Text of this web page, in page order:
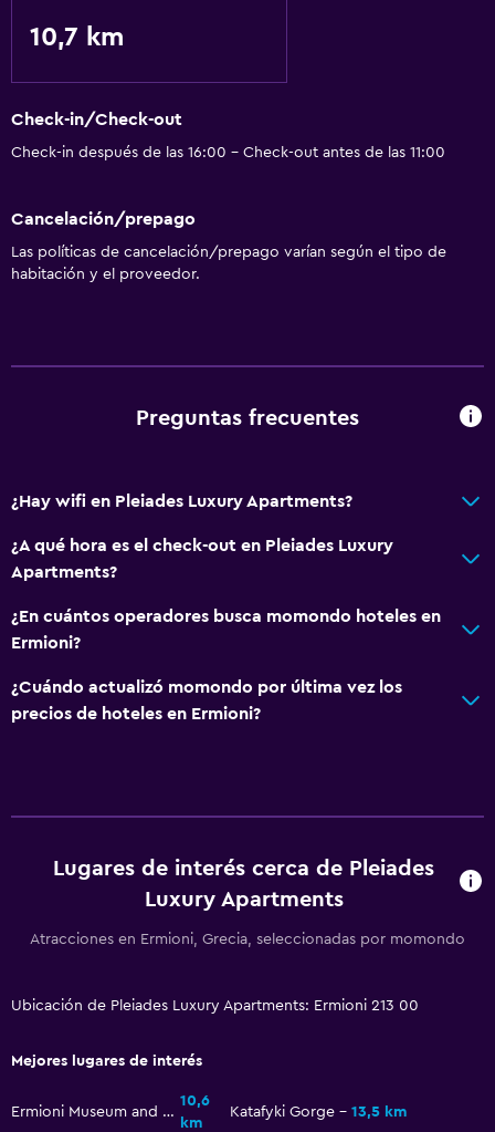
Lavandería
Lavandería
Ideal para familias
10,7 km
Check-in/Check-out
Check-in después de las 16:00 - Check-out antes de las 11:00
Cancelación/prepago
Las políticas de cancelación/prepago varían según el tipo de
habitación y el proveedor.
Preguntas frecuentes
¿Hay wifi en Pleiades Luxury Apartments?
¿A qué hora es el check-out en Pleiades Luxury
Apartments?
¿En cuántos operadores busca momondo hoteles en
Ermioni?
¿Cuándo actualizó momondo por última vez los
precios de hoteles en Ermioni?
Lugares de interés cerca de Pleiades
Luxury Apartments
Atracciones en Ermioni, Grecia, seleccionadas por momondo
Ubicación de Pleiades Luxury Apartments: Ermioni 213 00
Mejores lugares de interés
Ermioni Museum and Library
10,6
km
Katafyki Gorge 13,5 km